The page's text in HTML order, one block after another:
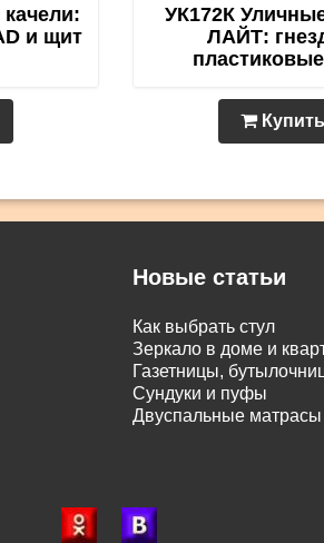
и щит
УК172К
ЛАЙТ:
Купить
Новые статьи
Как выбрать стул
Зеркало в доме и
Газетницы,
Сундуки и пуфы
Двуспальные